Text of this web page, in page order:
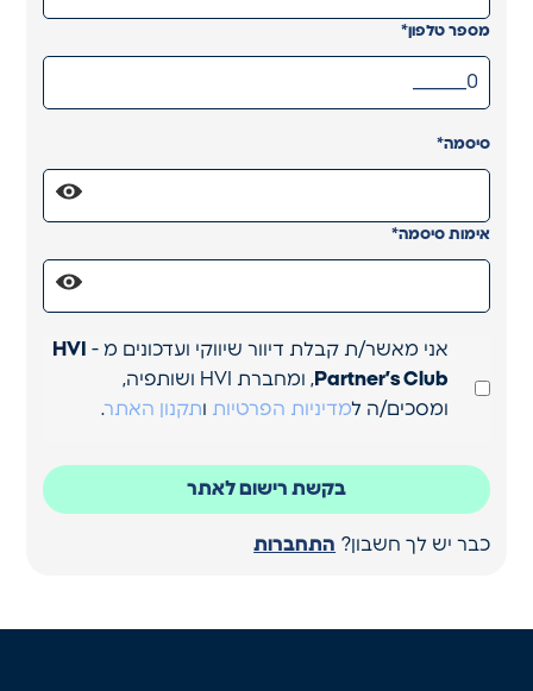
מספר טלפון*
סיסמה*
אימות סיסמה*
אני מאשר/ת קבלת דיוור שיווקי ועדכונים מ - HVI
Partner’s Club
, ומחברת HVI ושותפיה,
ומסכים/ה למדיניות הפרטיות ותקנון האתר.
בקשת רישום לאתר
כבר יש לך חשבון? התחברות